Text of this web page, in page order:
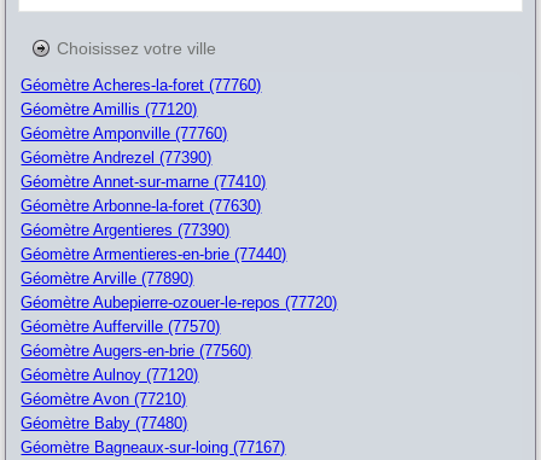
Choisissez votre ville
Géomètre Acheres-la-foret (77760)
Géomètre Amillis (77120)
Géomètre Amponville (77760)
Géomètre Andrezel (77390)
Géomètre Annet-sur-marne (77410)
Géomètre Arbonne-la-foret (77630)
Géomètre Argentieres (77390)
Géomètre Armentieres-en-brie (77440)
Géomètre Arville (77890)
Géomètre Aubepierre-ozouer-le-repos (77720)
Géomètre Aufferville (77570)
Géomètre Augers-en-brie (77560)
Géomètre Aulnoy (77120)
Géomètre Avon (77210)
Géomètre Baby (77480)
Géomètre Bagneaux-sur-loing (77167)